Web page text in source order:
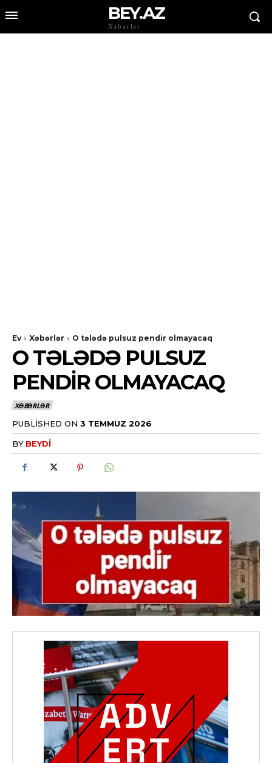
BEY.AZ
Xəbərlər
Ev Xəbərlər O tələdə pulsuz pendir olmayacaq
O TƏLƏDƏ PULSUZ
PENDIR OLMAYACAQ
XƏBƏRLƏR
PUBLISHED ON 3 TEMMUZ 2026
BY BEYDI